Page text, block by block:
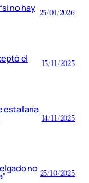
no hay 25/01/2026
el 15/11/2025
estallaría
14/11/2025
no 25/10/2025